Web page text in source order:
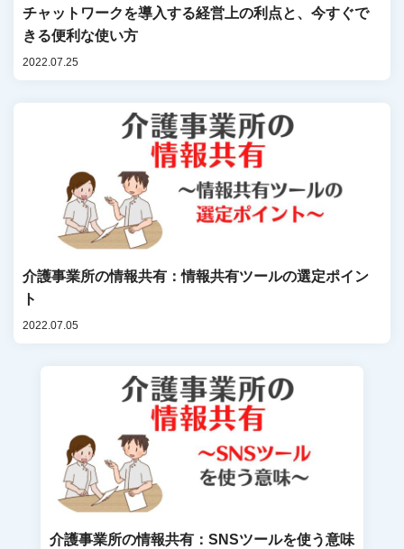
チャットワークを導入する経営上の利点と、今すぐで
きる便利な使い方
2022.07.25
介護事業所の情報共有：情報共有ツールの選定ポイン
ト
2022.07.05
介護事業所の情報共有：SNSツールを使う意味